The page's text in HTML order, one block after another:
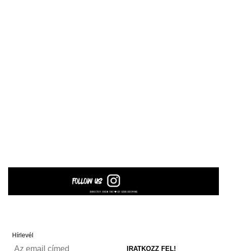
Hírlevél